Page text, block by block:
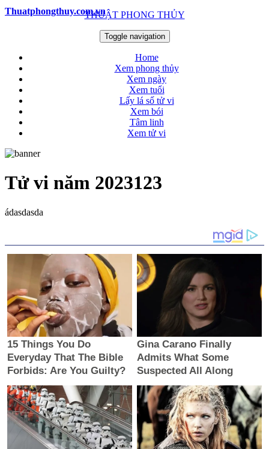
THUẬT PHONG THỦY
Thuatphongthuy.com.vn
Toggle navigation
Home
Xem phong thủy
Xem ngày
Xem tuổi
Lấy lá số tử vi
Xem bói
Tâm linh
Xem tử vi
Tử vi năm 2023123
ádasdasda